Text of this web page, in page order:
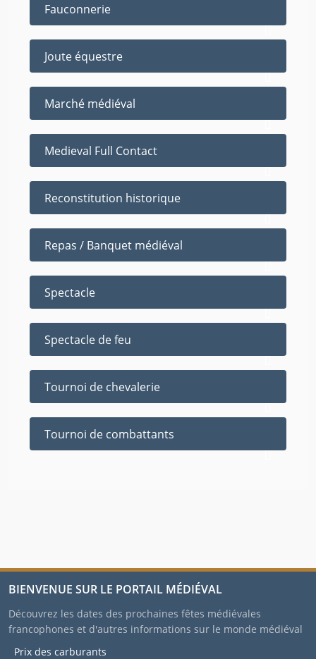
Fauconnerie
Joute équestre
Marché médiéval
Medieval Full Contact
Reconstitution historique
Repas / Banquet médiéval
Spectacle
Spectacle de feu
Tournoi de chevalerie
Tournoi de combattants
BIENVENUE SUR LE PORTAIL MÉDIÉVAL
Découvrez les dates des prochaines fêtes médiévales
francophones et d'autres informations sur le monde médiéval
Prix des carburants